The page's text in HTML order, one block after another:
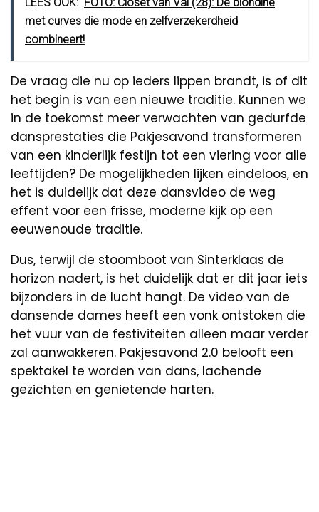
LEES OOK: FOTO: Closet van Val (28): De blondine
met curves die mode en zelfverzekerdheid
combineert!
De vraag die nu op ieders lippen brandt, is of dit
het begin is van een nieuwe traditie. Kunnen we
in de toekomst meer verwachten van gedurfde
dansprestaties die Pakjesavond transformeren
van een kinderlijk festijn tot een viering voor alle
leeftijden? De mogelijkheden lijken eindeloos, en
het is duidelijk dat deze dansvideo de weg
effent voor een frisse, moderne kijk op een
eeuwenoude traditie.
Dus, terwijl de stoomboot van Sinterklaas de
horizon nadert, is het duidelijk dat er dit jaar iets
bijzonders in de lucht hangt. De video van de
dansende dames heeft een vonk ontstoken die
het vuur van de festiviteiten alleen maar verder
zal aanwakkeren. Pakjesavond 2.0 belooft een
spektakel te worden van dans, lachende
gezichten en genietende harten.